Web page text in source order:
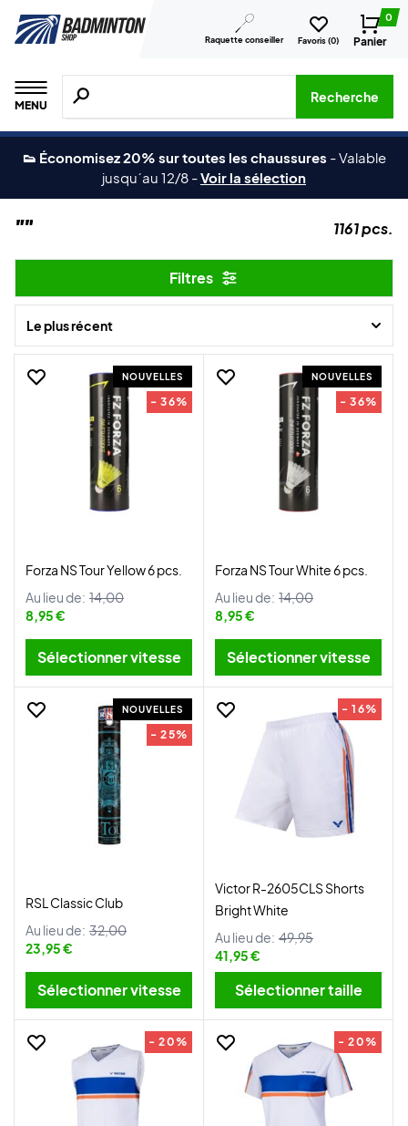
Raquette conseiller Favoris (0)
0
Panier
MENU
Recherche de produits, de marques, etc.
Recherche
👟 Économisez 20% sur toutes les chaussures -Valable
jusqu´au 12/8 -Voir la sélection
"" 1161 pcs.
Filtres
Le plus récent
NOUVELLES
- 36%
Forza NS Tour Yellow 6 pcs.
Au lieu de: 14,00
8,95 €
Sélectionner vitesse
NOUVELLES
- 36%
Forza NS Tour White 6 pcs.
Au lieu de: 14,00
8,95 €
Sélectionner vitesse
NOUVELLES
- 25%
RSL Classic Club
Au lieu de: 32,00
23,95 €
Sélectionner vitesse
- 16%
Victor R-2605CLS Shorts
Bright White
Au lieu de: 49,95
41,95 €
Sélectionner taille
- 20% - 20%